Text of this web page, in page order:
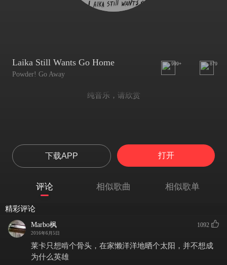
Laika Still Wants Go Home
Powder! Go Away
999+ 879
纯音乐，请欣赏
下载APP 打开
评论 相似歌曲 相似歌单
精彩评论
Marbo枫
2016年6月5日
1092
莱卡只想啃个骨头，在家懒洋洋地晒个太阳，并不想成
为什么英雄